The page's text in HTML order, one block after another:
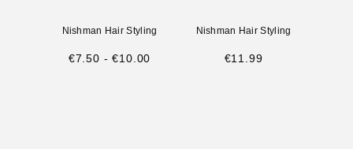
Nishman Hair Styling
€7.50 - €10.00
Nishman Hair Styling
€11.99